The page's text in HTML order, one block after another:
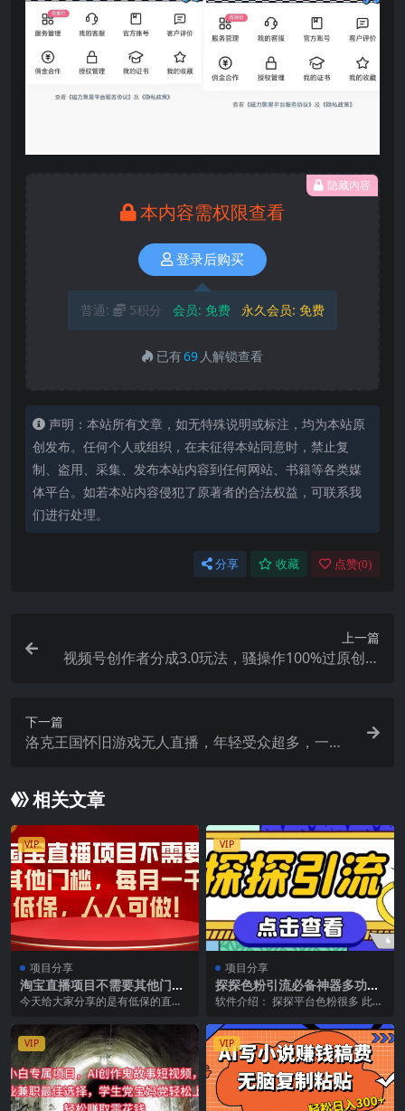
隐藏内容
本内容需权限查看
登录后购买
普通: 5积分 会员: 免费 永久会员: 免费
已有69 人解锁查看
声明：本站所有文章，如无特殊说明或标注，均为本站原
创发布。任何个人或组织，在未征得本站同意时，禁止复
制、盗用、采集、发布本站内容到任何网站、书籍等各类媒
体平台。如若本站内容侵犯了原著者的合法权益，可联系我
们进行处理。
分享 收藏 点赞(0)
上一篇
视频号创作者分成3.0玩法，骚操作100%过原创，
下一篇
洛克王国怀旧游戏无人直播，年轻受众超多，一场
相关文章
VIP
项目分享
淘宝直播项目不需要其他门
槛，每月一千低保，人人可
今天给大家分享的是有低保的直播
个月都有低保，至少1...
VIP
项目分享
探探色粉引流必备神器多功能
高效引流，解放双手全自动引
软件介绍： 探探平台色粉很多 此脚
省去手动烦...
VIP VIP